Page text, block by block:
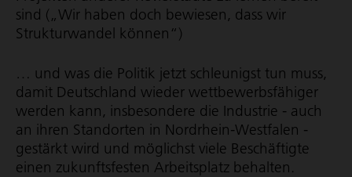
sind („Wir haben doch bewiesen, dass wir
Strukturwandel können“)
… und was die Politik jetzt schleunigst tun muss,
damit Deutschland wieder wett­be­werbs­fä­higer
werden kann, insbesondere die Industrie - auch
an ihren Standorten in Nordrhein-Westfalen -
gestärkt wird und möglichst viele Beschäftigte
einen zukunftsfesten Arbeitsplatz behalten.